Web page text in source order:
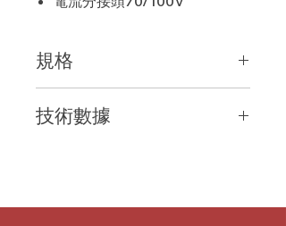
規格
低音喇叭 — 2.5”紙錐
變壓器分接頭 — 70V —
技術數據
90Hz到20kHz @–15dB、150Hz